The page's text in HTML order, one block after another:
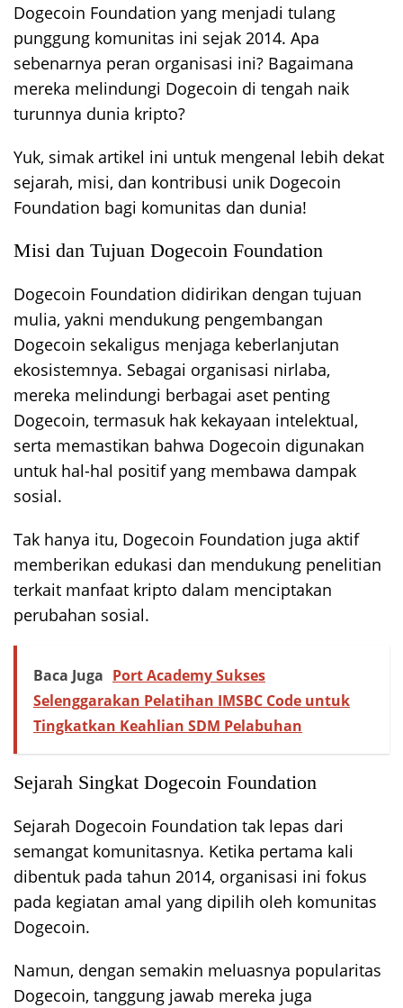
Dogecoin Foundation yang menjadi tulang
punggung komunitas ini sejak 2014. Apa
sebenarnya peran organisasi ini? Bagaimana
mereka melindungi Dogecoin di tengah naik
turunnya dunia kripto?
Yuk, simak artikel ini untuk mengenal lebih dekat
sejarah, misi, dan kontribusi unik Dogecoin
Foundation bagi komunitas dan dunia!
Misi dan Tujuan Dogecoin Foundation
Dogecoin Foundation didirikan dengan tujuan
mulia, yakni mendukung pengembangan
Dogecoin sekaligus menjaga keberlanjutan
ekosistemnya. Sebagai organisasi nirlaba,
mereka melindungi berbagai aset penting
Dogecoin, termasuk hak kekayaan intelektual,
serta memastikan bahwa Dogecoin digunakan
untuk hal-hal positif yang membawa dampak
sosial.
Tak hanya itu, Dogecoin Foundation juga aktif
memberikan edukasi dan mendukung penelitian
terkait manfaat kripto dalam menciptakan
perubahan sosial.
Baca Juga Port Academy Sukses
Selenggarakan Pelatihan IMSBC Code untuk
Tingkatkan Keahlian SDM Pelabuhan
Sejarah Singkat Dogecoin Foundation
Sejarah Dogecoin Foundation tak lepas dari
semangat komunitasnya. Ketika pertama kali
dibentuk pada tahun 2014, organisasi ini fokus
pada kegiatan amal yang dipilih oleh komunitas
Dogecoin.
Namun, dengan semakin meluasnya popularitas
Dogecoin, tanggung jawab mereka juga